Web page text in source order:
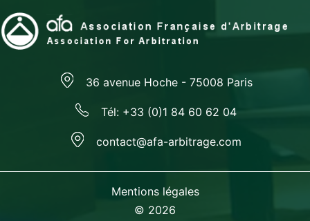
36 avenue Hoche - 75008 Paris
Tél: +33 (0)1 84 60 62 04
contact@afa-arbitrage.com
Mentions légales
© 2026